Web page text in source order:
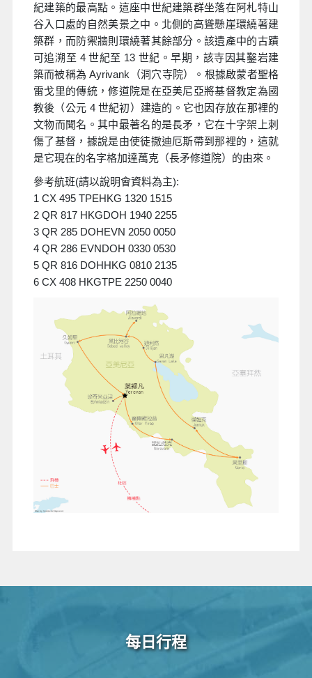
紀建築的最高點。這座中世紀建築群坐落在阿札特山
谷入口處的自然美景之中。北側的高聳懸崖環繞著建
築群，而防禦牆則環繞著其餘部分。該遺產中的古蹟
可追溯至 4 世紀至 13 世紀。早期，該寺因其鑿岩建
築而被稱為 Ayrivank（洞穴寺院）。根據啟蒙者聖格
雷戈里的傳統，修道院是在亞美尼亞將基督教定為國
教後（公元 4 世紀初）建造的。它也因存放在那裡的
文物而聞名。其中最著名的是長矛，它在十字架上刺
傷了基督，據說是由使徒撒迪厄斯帶到那裡的，這就
是它現在的名字格加達萬克（長矛修道院）的由來。
參考航班(請以說明會資料為主):
1 CX 495 TPEHKG 1320 1515
2 QR 817 HKGDOH 1940 2255
3 QR 285 DOHEVN 2050 0050
4 QR 286 EVNDOH 0330 0530
5 QR 816 DOHHKG 0810 2135
6 CX 408 HKGTPE 2250 0040
每日行程